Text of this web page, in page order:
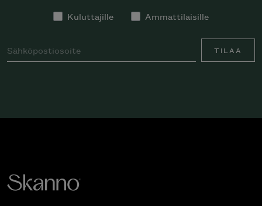
Kuluttajille Ammattilaisille
TILAA